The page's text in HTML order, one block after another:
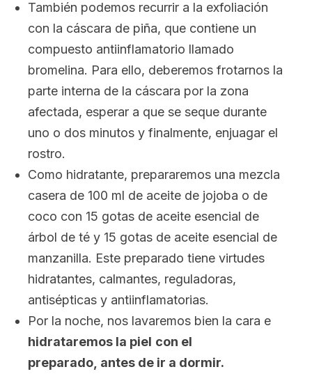
También podemos recurrir a la exfoliación
con la cáscara de piña, que contiene un
compuesto antiinflamatorio llamado
bromelina. Para ello, deberemos frotarnos la
parte interna de la cáscara por la zona
afectada, esperar a que se seque durante
uno o dos minutos y finalmente, enjuagar el
rostro.
Como hidratante, prepararemos una mezcla
casera de 100 ml de aceite de jojoba o de
coco con 15 gotas de aceite esencial de
árbol de té y 15 gotas de aceite esencial de
manzanilla. Este preparado tiene virtudes
hidratantes, calmantes, reguladoras,
antisépticas y antiinflamatorias.
Por la noche, nos lavaremos bien la cara e
hidrataremos la piel con el
preparado, antes de ir a dormir.